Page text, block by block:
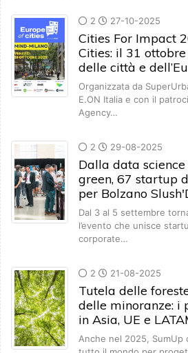
2 27-10-2025
Cities For Impact
Cities: il 31
delle città e
Organizzata da
E.ON Italia e con il
Agency…
2 29-08-2025
Dalla data
green, 67 startup
per Bolzano
Dal 3 al 5 settembre
l’evento che unisce
corporate…
2 21-08-2025
Tutela delle
delle minoranze: i
in Asia, UE e
Anche nel 2025, SumUp